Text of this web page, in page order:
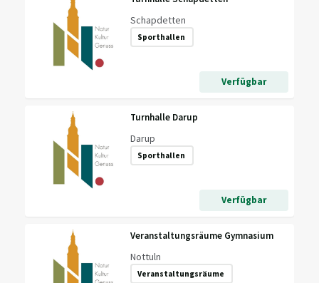
Schapdetten
Sporthallen
Verfügbar
Turnhalle Darup
Darup
Sporthallen
Verfügbar
Veranstaltungsräume Gymnasium
Nottuln
Veranstaltungsräume